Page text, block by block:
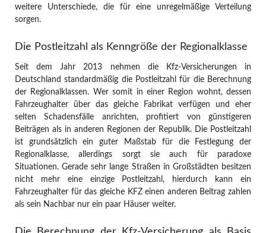
weitere Unterschiede, die für eine unregelmäßige Verteilung
sorgen.
Die Postleitzahl als Kenngröße der Regionalklasse
Seit dem Jahr 2013 nehmen die Kfz-Versicherungen in
Deutschland standardmäßig die Postleitzahl für die Berechnung
der Regionalklassen. Wer somit in einer Region wohnt, dessen
Fahrzeughalter über das gleiche Fabrikat verfügen und eher
selten Schadensfälle anrichten, profitiert von günstigeren
Beiträgen als in anderen Regionen der Republik. Die Postleitzahl
ist grundsätzlich ein guter Maßstab für die Festlegung der
Regionalklasse, allerdings sorgt sie auch für paradoxe
Situationen. Gerade sehr lange Straßen in Großstädten besitzen
nicht mehr eine einzige Postleitzahl, hierdurch kann ein
Fahrzeughalter für das gleiche KFZ einen anderen Beitrag zahlen
als sein Nachbar nur ein paar Häuser weiter.